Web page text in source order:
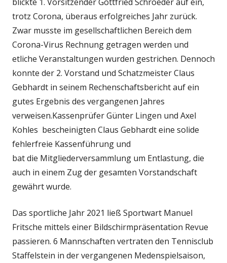
trotz Corona, überaus erfolgreiches Jahr zurück.
Zwar musste im gesellschaftlichen Bereich dem
Corona-Virus Rechnung getragen werden und
etliche Veranstaltungen wurden gestrichen. Dennoch
konnte der 2. Vorstand und Schatzmeister Claus
Gebhardt in seinem Rechenschaftsbericht auf ein
gutes Ergebnis des vergangenen Jahres
verweisen.Kassenprüfer Günter Lingen und Axel
Kohles bescheinigten Claus Gebhardt eine solide
fehlerfreie Kassenführung und
bat die Mitgliederversammlung um Entlastung, die
auch in einem Zug der gesamten Vorstandschaft
gewährt wurde.
Das sportliche Jahr 2021 ließ Sportwart Manuel
Fritsche mittels einer Bildschirmpräsentation Revue
passieren. 6 Mannschaften vertraten den Tennisclub
Staffelstein in der vergangenen Medenspielsaison,